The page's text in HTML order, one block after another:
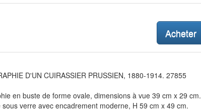
Acheter
D'UN CUIRASSIER PRUSSIEN, 1880-1914. 27855
en buste de forme ovale, dimensions à vue 39 cm x 29 cm.
sous verre avec encadrement moderne, H 59 cm x 49 cm.